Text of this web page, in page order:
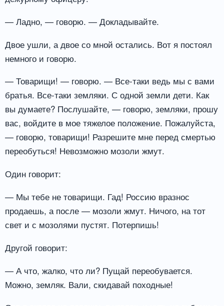
— Ладно, — говорю. — Докладывайте.
Двое ушли, а двое со мной остались. Вот я постоял
немного и говорю.
— Товарищи! — говорю. — Все-таки ведь мы с вами
братья. Все-таки земляки. С одной земли дети. Как
вы думаете? Послушайте, — говорю, земляки, прошу
вас, войдите в мое тяжелое положение. Пожалуйста,
— говорю, товарищи! Разрешите мне перед смертью
переобуться! Невозможно мозоли жмут.
Один говорит:
— Мы тебе не товарищи. Гад! Россию вразнос
продаешь, а после — мозоли жмут. Ничого, на тот
свет и с мозолями пустят. Потерпишь!
Другой говорит:
— А что, жалко, что ли? Пущай переобувается.
Можно, земляк. Вали, скидавай походные!